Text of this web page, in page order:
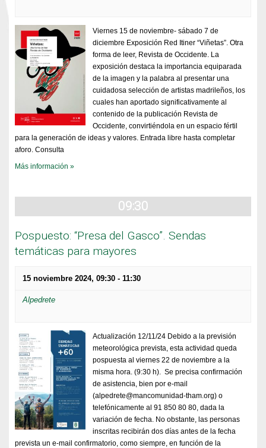
Viernes 15 de noviembre- sábado 7 de
diciembre Exposición Red Itiner “Viñetas”. Otra
forma de leer, Revista de Occidente. La
exposición destaca la importancia equiparada
de la imagen y la palabra al presentar una
cuidadosa selección de artistas madrileños, los
cuales han aportado significativamente al
contenido de la publicación Revista de
Occidente, convirtiéndola en un espacio fértil
para la generación de ideas y valores. Entrada libre hasta completar
aforo. Consulta
Más información »
09:30
Pospuesto: “Presa del Gasco”. Sendas
temáticas para mayores
15 noviembre 2024, 09:30 - 11:30
Alpedrete
Actualización 12/11/24 Debido a la previsión
meteorológica prevista, esta actividad queda
pospuesta al viernes 22 de noviembre a la
misma hora. (9:30 h). Se precisa confirmación
de asistencia, bien por e-mail
(alpedrete@mancomunidad-tham.org) o
telefónicamente al 91 850 80 80, dada la
variación de fecha. No obstante, las personas
inscritas recibirán dos días antes de la fecha
prevista un e-mail confirmatorio, como siempre, en función de la